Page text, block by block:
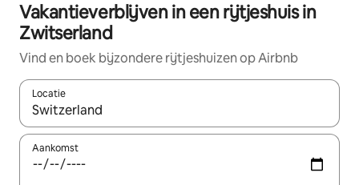
Vakantieverblijven in een rijtjeshuis in
Zwitserland
Vind en boek bijzondere rijtjeshuizen op Airbnb
Locatie
Wanneer er resultaten beschikbaar zijn, maak je een keuze
Aankomst